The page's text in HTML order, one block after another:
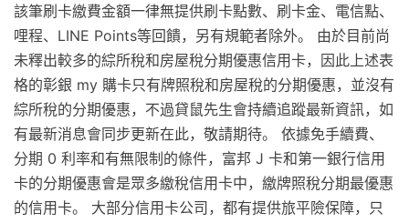
該筆刷卡繳費金額一律無提供刷卡點數、刷卡金、電信點、
哩程、LINE Points等回饋，另有規範者除外。 由於目前尚
未釋出較多的綜所稅和房屋稅分期優惠信用卡，因此上述表
格的彰銀 my 購卡只有牌照稅和房屋稅的分期優惠，並沒有
綜所稅的分期優惠，不過貸鼠先生會持續追蹤最新資訊，如
有最新消息會同步更新在此，敬請期待。 依據免手續費、
分期 0 利率和有無限制的條件，富邦 J 卡和第一銀行信用
卡的分期優惠會是眾多繳稅信用卡中，繳牌照稅分期最優惠
的信用卡。 大部分信用卡公司，都有提供旅平險保障，只